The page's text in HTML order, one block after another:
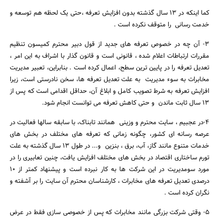
کما اینکه در 13 سال گذشته بدون افزایش تعرفه ،حتی یک لحظه هم توسعه و
خدمت رسانی را متوقف نکرده است .
3- آن چه در خصوص تعرفه های جدید از قول دبیر محترم کمیسون تنظیم
مقررات ارتباطات اعلام شده ، قانونی است و قانون گذار با اشراف به این امر ،
تعدیل تعرفه را در پایین ترین سطح، اعمال کرده است . بنابراین، تعبیر مدیریت
مخابرات به سوء مدیریت به علت تعدیل تعرفه ها، سخن نادرستی است، زیرا
افزایش تعرفه به شرط تصویب کامل و ابلاغ آن، حداقل اقدامی است که پس از
13 سال ثابت ماندن و حتی کاهش تعرفه می توانست انجام شود.
4-در عجبیم ، سایت محترم و وزینی همانند تابناک، با سابقه سالها فعالیت در
عرصه رسانه ای کشور، چگونه زمانی که تعرفه های مختلف در بخش های
خدمات متنوع مانند گاز، آب، برق ، بنزین و... در طول 13 سال گذشته به علت
تورم ساختاری اقتصاد در بخش های مختلف افزایش یافت، چنین تعابیری را در
مورد سومدیریت در این شرکت ها به کار نبرده است و پیشنهاد کمتر از 10
درصدی تعدیل تعرفه های مخابرات ، کارشناسان محترم آن سایت را بر آشفته و
نگران کرده است .
5- وقتی شرکت بزرگی مانند مخابرات که پس از خصوصی سازی فقط در عرض